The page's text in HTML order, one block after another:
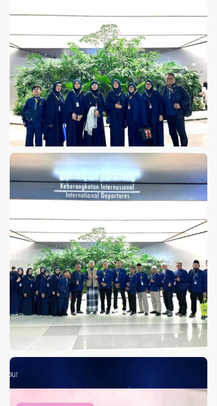
UMROH KELUARGA BAPAK
SUNARIO
KEBERANGKATAN UMROH
PERDANA 21 JUNI 2026